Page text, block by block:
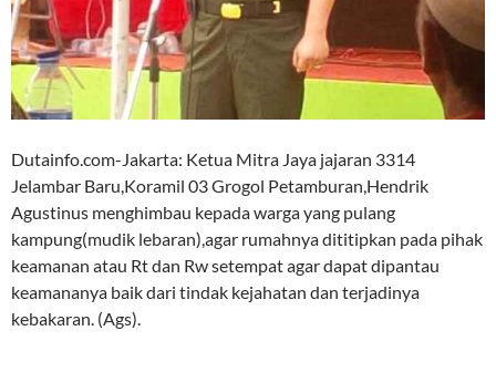
Dutainfo.com-Jakarta: Ketua Mitra Jaya jajaran 3314
Jelambar Baru,Koramil 03 Grogol Petamburan,Hendrik
Agustinus menghimbau kepada warga yang pulang
kampung(mudik lebaran),agar rumahnya dititipkan pada pihak
keamanan atau Rt dan Rw setempat agar dapat dipantau
keamananya baik dari tindak kejahatan dan terjadinya
kebakaran. (Ags).